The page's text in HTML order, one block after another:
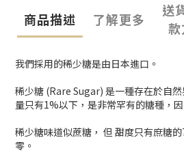
商品描述 了解更多
送
我們採用的稀少糖是由日本進口。
稀少糖 (Rare Sugar) 是一種存在於自
量只有1%以下，是非常罕有的糖種，
稀少糖味道似蔗糖， 但 甜度只有庶糖
零。